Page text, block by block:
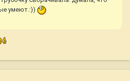
умеют.:))